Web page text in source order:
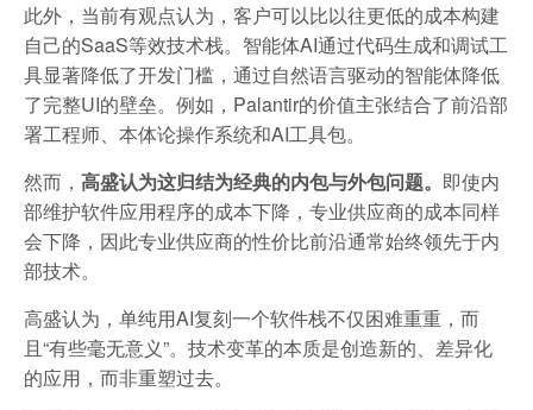
此外，当前有观点认为，客户可以比以往更低的成本构建
自己的SaaS等效技术栈。智能体AI通过代码生成和调试工
具显著降低了开发门槛，通过自然语言驱动的智能体降低
了完整UI的壁垒。例如，Palantir的价值主张结合了前沿部
署工程师、本体论操作系统和AI工具包。
然而， 高盛认为这归结为经典的内包与外包问题。 即使内
部维护软件应用程序的成本下降，专业供应商的成本同样
会下降，因此专业供应商的性价比前沿通常始终领先于内
部技术。
高盛认为，单纯用AI复刻一个软件栈不仅困难重重，而
且“有些毫无意义”。技术变革的本质是创造新的、差异化
的应用，而非重塑过去。